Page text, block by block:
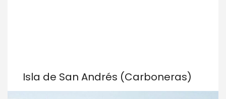
Isla de San Andrés (Carboneras)